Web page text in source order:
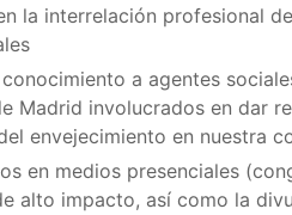
la interrelación profesional
a agentes
Madrid involucrados en dar
envejecimiento en nuestra
en medios presenciales
alto impacto, así como la